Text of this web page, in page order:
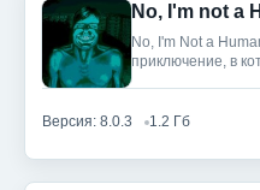
No, I'm not a
No, I'm Not a
приключение, в
Версия: 8.0.3 1.2 Гб